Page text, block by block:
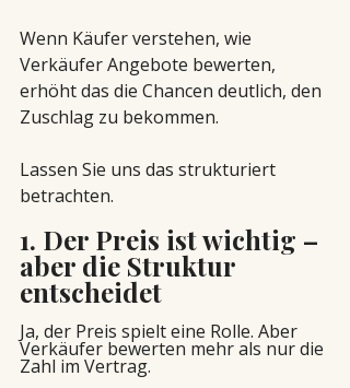
Wenn Käufer verstehen, wie
Verkäufer Angebote bewerten,
erhöht das die Chancen deutlich, den
Zuschlag zu bekommen.
Lassen Sie uns das strukturiert
betrachten.
1. Der Preis ist wichtig –
aber die Struktur
entscheidet
Ja, der Preis spielt eine Rolle. Aber
Verkäufer bewerten mehr als nur die
Zahl im Vertrag.